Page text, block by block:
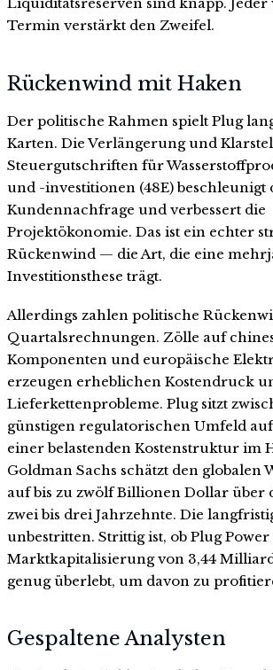
Liquiditätsreserven sind knapp. Jeder
Termin verstärkt den Zweifel.
Rückenwind mit Haken
Der politische Rahmen spielt Plug
Karten. Die Verlängerung und
Steuergutschriften für
und -investitionen (48E) beschleunigt
Kundennachfrage und verbessert die
Projektökonomie. Das ist ein echter
Rückenwind — die Art, die eine
Investitionsthese trägt.
Allerdings zahlen politische
Quartalsrechnungen. Zölle auf
Komponenten und europäische
erzeugen erheblichen Kostendruck
Lieferkettenprobleme. Plug sitzt
günstigen regulatorischen Umfeld
einer belastenden Kostenstruktur im
Goldman Sachs schätzt den globalen
auf bis zu zwölf Billionen Dollar über
zwei bis drei Jahrzehnte. Die
unbestritten. Strittig ist, ob Plug
Marktkapitalisierung von 3,44
genug überlebt, um davon zu
Gespaltene Analysten